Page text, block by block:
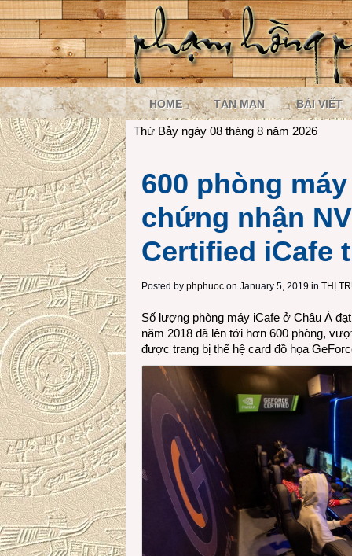
HOME TẢN MẠN BÀI VIẾT
Thứ Bảy ngày 08 tháng 8 năm 2026
600 phòng
chứng nhận
Certified iCafe
Posted by phphuoc on January 5, 2019 in THỊ
Số lượng phòng máy iCafe ở Châu Á
năm 2018 đã lên tới hơn 600 phòng,
được trang bị thế hệ card đồ họa